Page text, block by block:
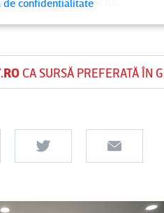
CA SURSĂ PREFERATĂ ÎN
de confidentialitate